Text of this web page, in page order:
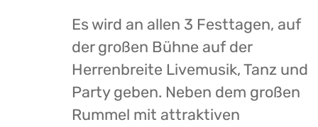
Es wird an allen 3 Festtagen, auf
der großen Bühne auf der
Herrenbreite Livemusik, Tanz und
Party geben. Neben dem großen
Rummel mit attraktiven